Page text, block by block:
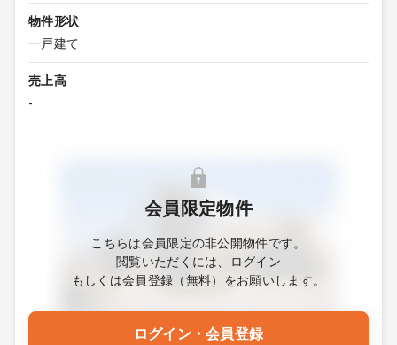
物件形状
一戸建て
売上高
-
会員限定物件
こちらは会員限定の非公開物件です。
閲覧いただくには、ログイン
もしくは会員登録（無料）をお願いします。
ログイン・会員登録